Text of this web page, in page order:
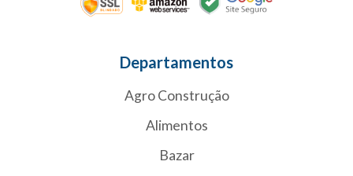
Departamentos
Agro Construção
Alimentos
Bazar